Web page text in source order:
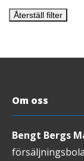
Återställ filter
Om oss
Bengt Bergs